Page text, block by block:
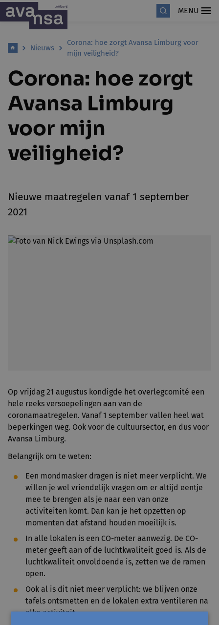
MENU
Nieuws
Corona: hoe zorgt Avansa Limburg voor
mijn veiligheid?
Corona: hoe zorgt
Avansa Limburg
voor mijn
veiligheid?
Nieuwe maatregelen vanaf 1 september
2021
Op vrijdag 21 augustus kondigde het overlegcomité een
hele reeks versoepelingen aan van de
coronamaatregelen. Vanaf 1 september vallen heel wat
beperkingen weg. Ook voor de cultuursector, en dus voor
Avansa Limburg.
Belangrijk om te weten:
Een mondmasker dragen is niet meer verplicht. We
willen je wel vriendelijk vragen om er altijd eentje
mee te brengen als je naar een van onze
activiteiten komt. Dan kan je het opzetten op
momenten dat afstand houden moeilijk is.
In alle lokalen is een CO-meter aanwezig. De CO-
meter geeft aan of de luchtkwaliteit goed is. Als de
luchtkwaliteit onvoldoende is, zetten we de ramen
open.
Ook al is dit niet meer verplicht: we blijven onze
tafels ontsmetten en de lokalen extra ventileren na
elke activiteit.